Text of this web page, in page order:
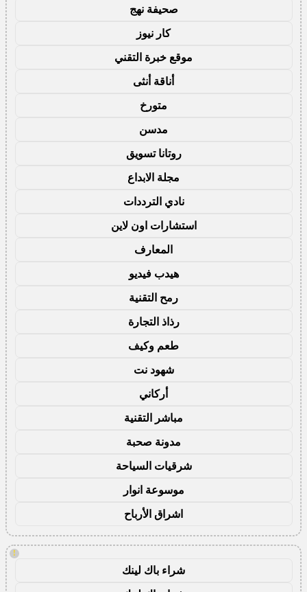
صحيفة نهج
كار نيوز
موقع خبرة التقني
أناقة أنثى
متورخ
مدسن
روتانا تسويق
مجلة الابداع
نادي الترددات
استشارات اون لاين
المعارف
هيدب فيديو
رمح التقنية
رذاذ التجارة
طعم وكيف
شهود نت
أركاني
مباشر التقنية
مدونة صحبة
شرقيات السياحة
موسوعة انوار
اشراق الأرباح
!
شراء باك لينك